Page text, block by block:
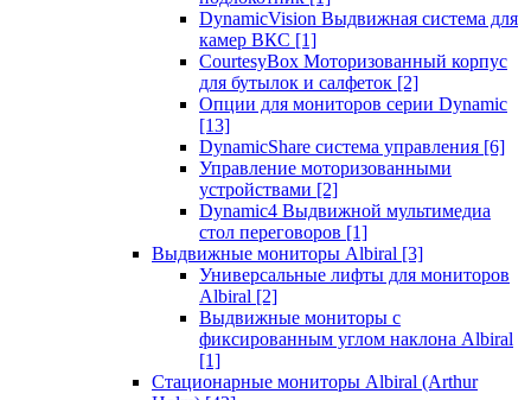
DynamicVision Выдвижная система для
камер ВКС [1]
CourtesyBox Моторизованный корпус
для бутылок и салфеток [2]
Опции для мониторов серии Dynamic
[13]
DynamicShare система управления [6]
Управление моторизованными
устройствами [2]
Dynamic4 Выдвижной мультимедиа
стол переговоров [1]
Выдвижные мониторы Albiral [3]
Универсальные лифты для мониторов
Albiral [2]
Выдвижные мониторы с
фиксированным углом наклона Albiral
[1]
Стационарные мониторы Albiral (Arthur